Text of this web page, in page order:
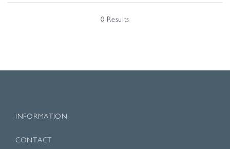
0 Results
INFORMATION
CONTACT